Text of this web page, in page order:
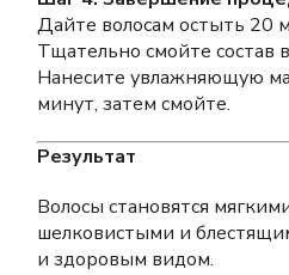
Дайте волосам остыть 20
Тщательно смойте состав
Нанесите увлажняющую
минут, затем смойте.
Результат
Волосы становятся
шелковистыми и
и здоровым видом.